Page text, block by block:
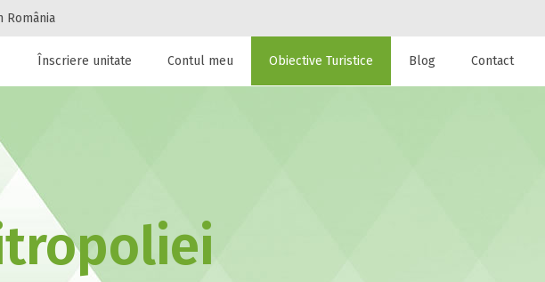
România
cazare!
sau alte unitați de cazare la
Înscriere unitate Contul meu Obiective Turistice Blog Contact